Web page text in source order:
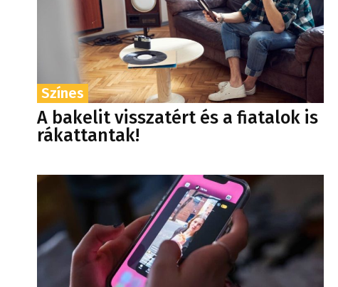
Színes
A bakelit visszatért és a fiatalok is
rákattantak!